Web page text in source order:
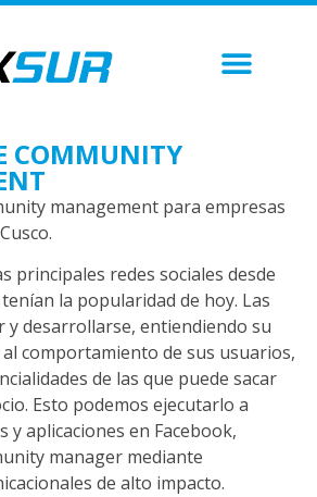
COMMUNITY
management para empresas
principales redes sociales desde
la popularidad de hoy. Las
y desarrollarse, entiendiendo su
comportamiento de sus usuarios,
de las que puede sacar
Esto podemos ejecutarlo a
y aplicaciones en Facebook,
manager mediante
de alto impacto.